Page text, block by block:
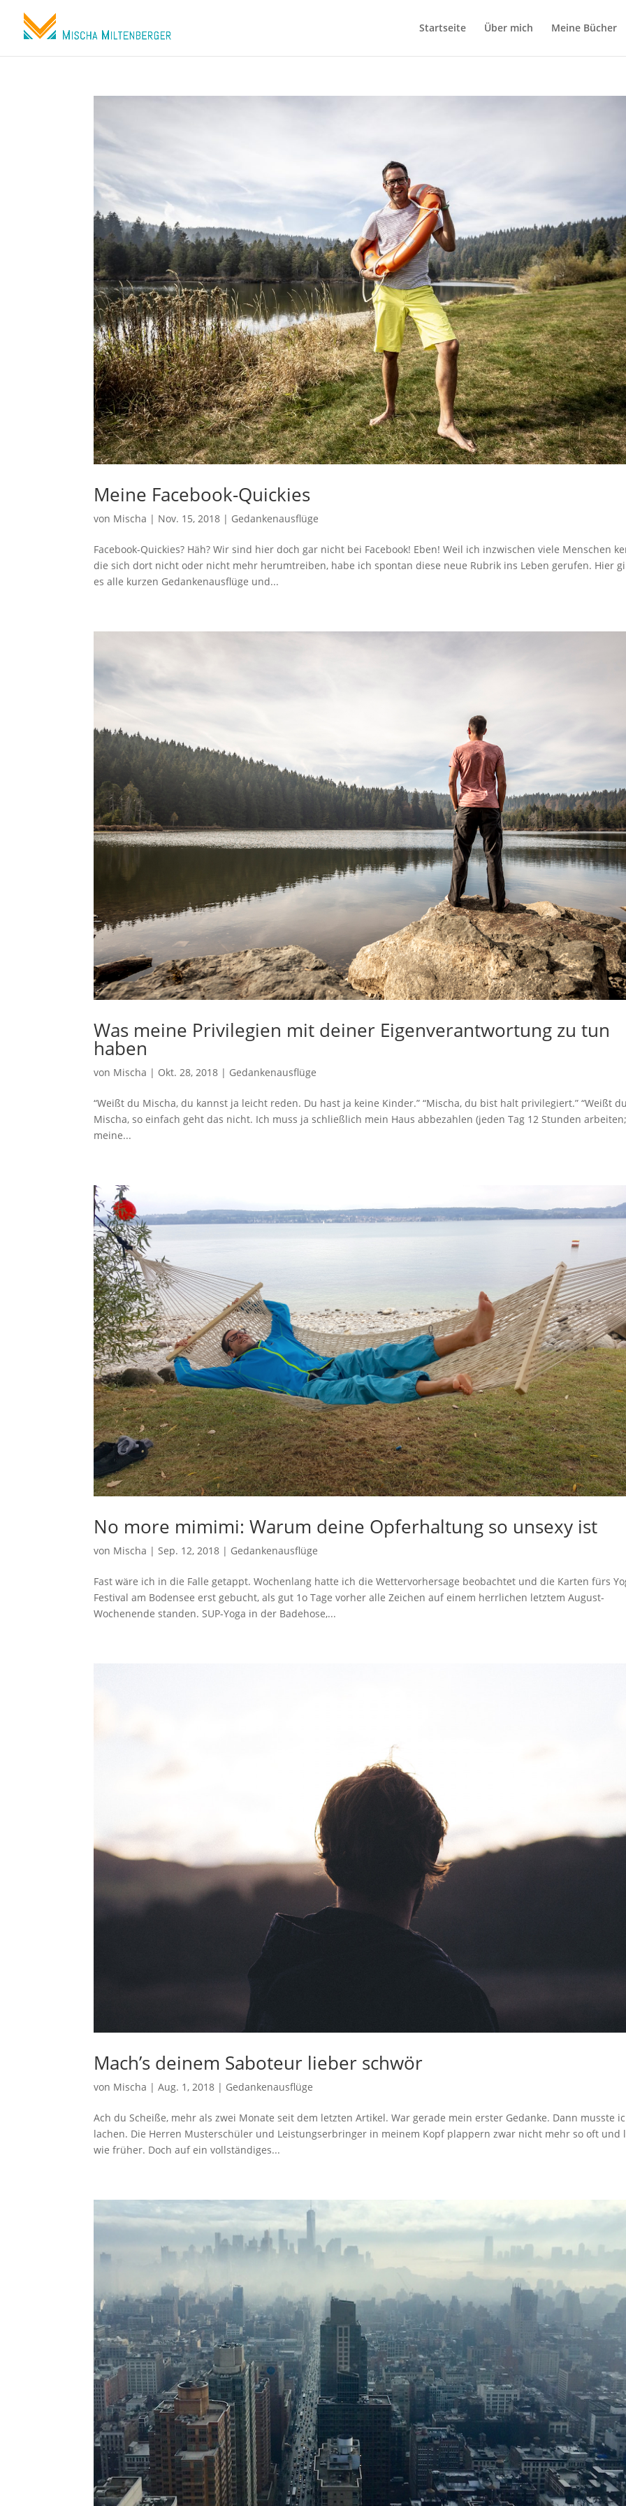
Startseite Über mich Meine Bücher
Meine Facebook-Quickies
von Mischa | Nov. 15, 2018 | Gedankenausflüge
Facebook-Quickies? Häh? Wir sind hier doch gar nicht bei Facebook! Eben! Weil ich inzwischen viele Menschen
die sich dort nicht oder nicht mehr herumtreiben, habe ich spontan diese neue Rubrik ins Leben gerufen. Hier
es alle kurzen Gedankenausflüge und...
Was meine Privilegien mit deiner Eigenverantwortung zu tun
haben
von Mischa | Okt. 28, 2018 | Gedankenausflüge
“Weißt du Mischa, du kannst ja leicht reden. Du hast ja keine Kinder.” “Mischa, du bist halt privilegiert.” “Weißt
Mischa, so einfach geht das nicht. Ich muss ja schließlich mein Haus abbezahlen (jeden Tag 12 Stunden
meine...
No more mimimi: Warum deine Opferhaltung so unsexy ist
von Mischa |Sep. 12, 2018 | Gedankenausflüge
Fast wäre ich in die Falle getappt. Wochenlang hatte ich die Wettervorhersage beobachtet und die Karten fürs
Festival am Bodensee erst gebucht, als gut 1o Tage vorher alle Zeichen auf einem herrlichen letztem August-
Wochenende standen. SUP-Yoga in der Badehose,...
Mach’s deinem Saboteur lieber schwör
von Mischa |Aug. 1, 2018 | Gedankenausflüge
Ach du Scheiße, mehr als zwei Monate seit dem letzten Artikel. War gerade mein erster Gedanke. Dann musste
lachen. Die Herren Musterschüler und Leistungserbringer in meinem Kopf plappern zwar nicht mehr so oft und
wie früher. Doch auf ein vollständiges...